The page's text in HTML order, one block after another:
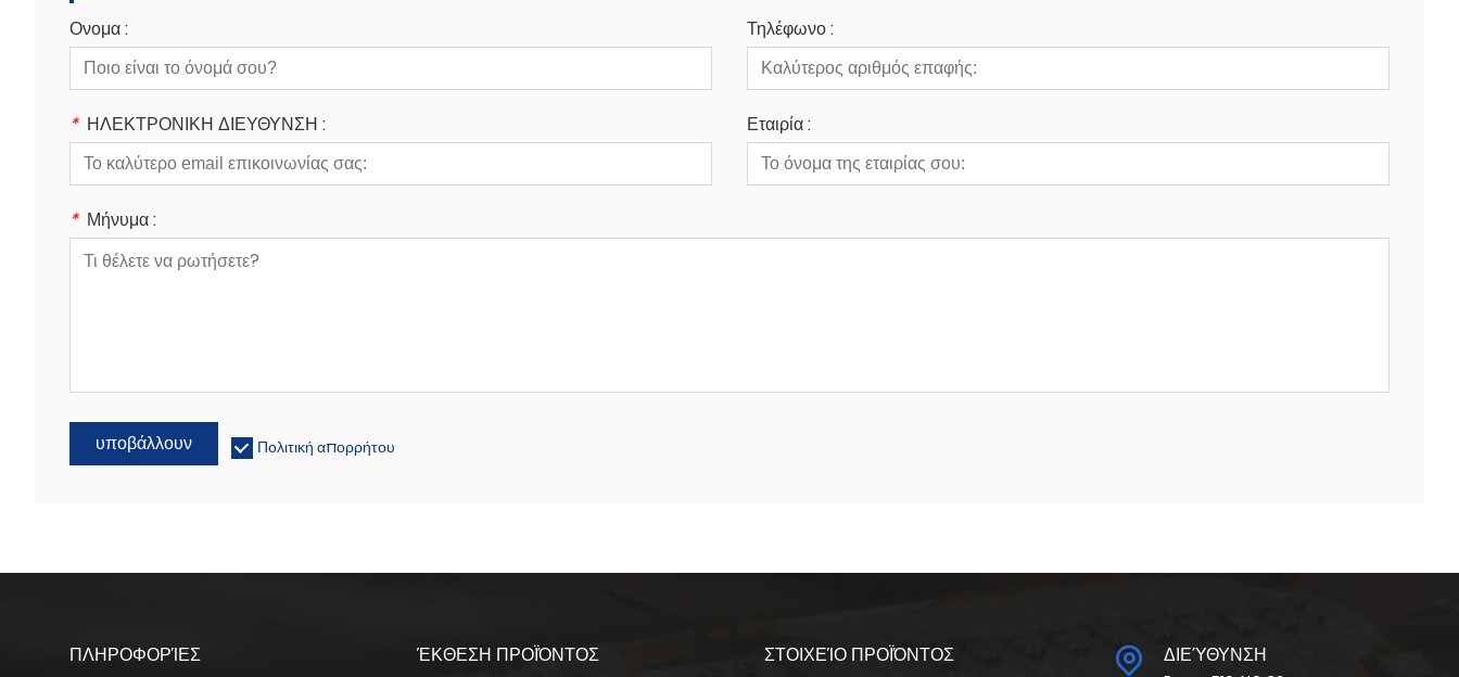
Ονομα :
Τηλέφωνο :
* ΗΛΕΚΤΡΟΝΙΚΗ ΔΙΕΥΘΥΝΣΗ : Εταιρία :
* Μήνυμα :
υποβάλλουν Πολιτική απορρήτου
ΠΛΗΡΟΦΟΡΊΕΣ ΈΚΘΕΣΗ ΠΡΟΪΌΝΤΟΣ ΣΤΟΙΧΕΊΟ ΠΡΟΪΌΝΤΟΣ ΔΙΕΎΘΥΝΣΗ